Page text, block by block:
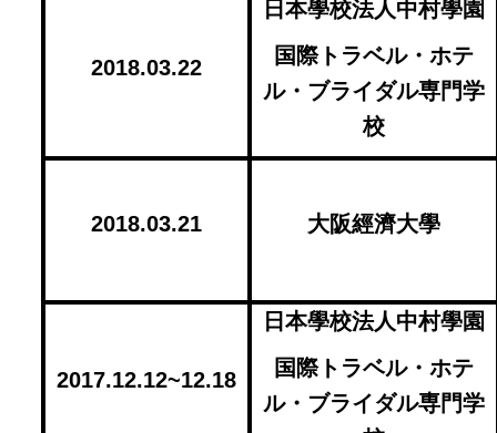
2018.03.22
日本學校法人中村學園
国際トラベル・ホテ
ル・ブライダル専門学
校
2018.03.21 大阪經濟大學
2017.12.12~12.18
日本學校法人中村學園
国際トラベル・ホテ
ル・ブライダル専門学